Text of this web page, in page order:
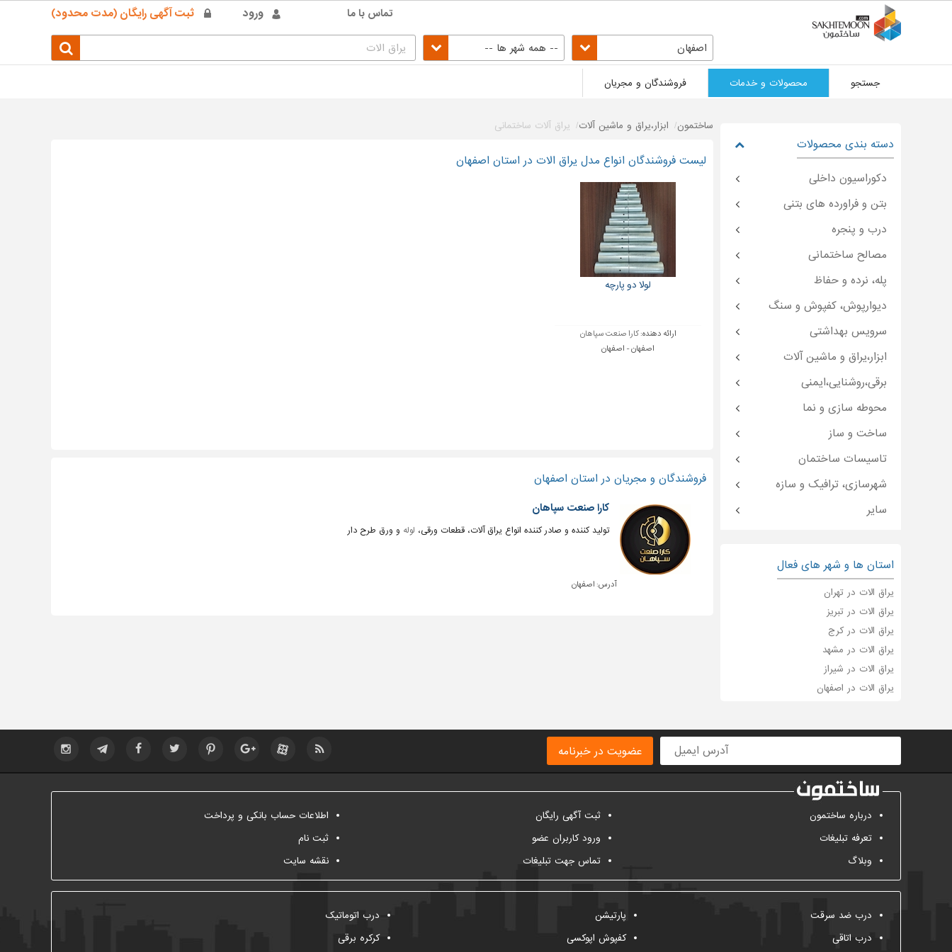
ورود ثبت آگهی رایگان (مدت محدود) تماس با ما
اصفهان -- همه شهر ها --
جستجو محصولات و خدمات فروشندگان و مجریان
ساختمون ابزار،یراق و ماشین آلات یراق آلات ساختمانی
لیست فروشندگان انواع مدل یراق الات در استان اصفهان
لولا دو پارچه
ارائه دهنده:کارا صنعت سپاهان
اصفهان - اصفهان
فروشندگان و مجریان در استان اصفهان
کارا صنعت سپاهان
تولید کننده و صادر کننده انواع یراق آلات، قطعات ورقی، لوله و ورق طرح دار
آدرس: اصفهان
دسته بندی محصولات
دکوراسیون داخلی
بتن و فراورده های بتنی
درب و پنجره
مصالح ساختمانی
پله، نرده و حفاظ
دیوارپوش، کفپوش و سنگ
سرویس بهداشتی
ابزار،یراق و ماشین آلات
برقی،روشنایی،ایمنی
محوطه سازی و نما
ساخت و ساز
تاسیسات ساختمان
شهرسازی، ترافیک و سازه
سایر
استان ها و شهر های فعال
یراق الات در تهران
یراق الات در تبریز
یراق الات در کرج
یراق الات در مشهد
یراق الات در شیراز
یراق الات در اصفهان
عضویت در خبرنامه
درباره ساختمون
تعرفه تبلیغات
وبلاگ
ثبت آگهی رایگان
ورود کاربران عضو
تماس جهت تبلیغات
اطلاعات حساب بانکی و پرداخت
ثبت نام
نقشه سایت
درب ضد سرقت
درب اتاقی
پارتیشن
کفپوش اپوکسی
درب اتوماتیک
کرکره برقی